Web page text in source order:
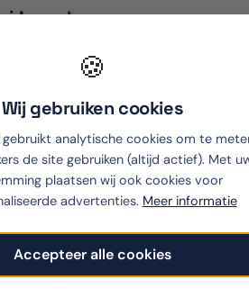
🍪
Wij gebruiken cookies
gebruikt analytische cookies om te
de site gebruiken (altijd actief). Met
plaatsen wij ook cookies voor
advertenties. Meer informatie
Accepteer alle cookies
›Ben
15 met
bij Ben